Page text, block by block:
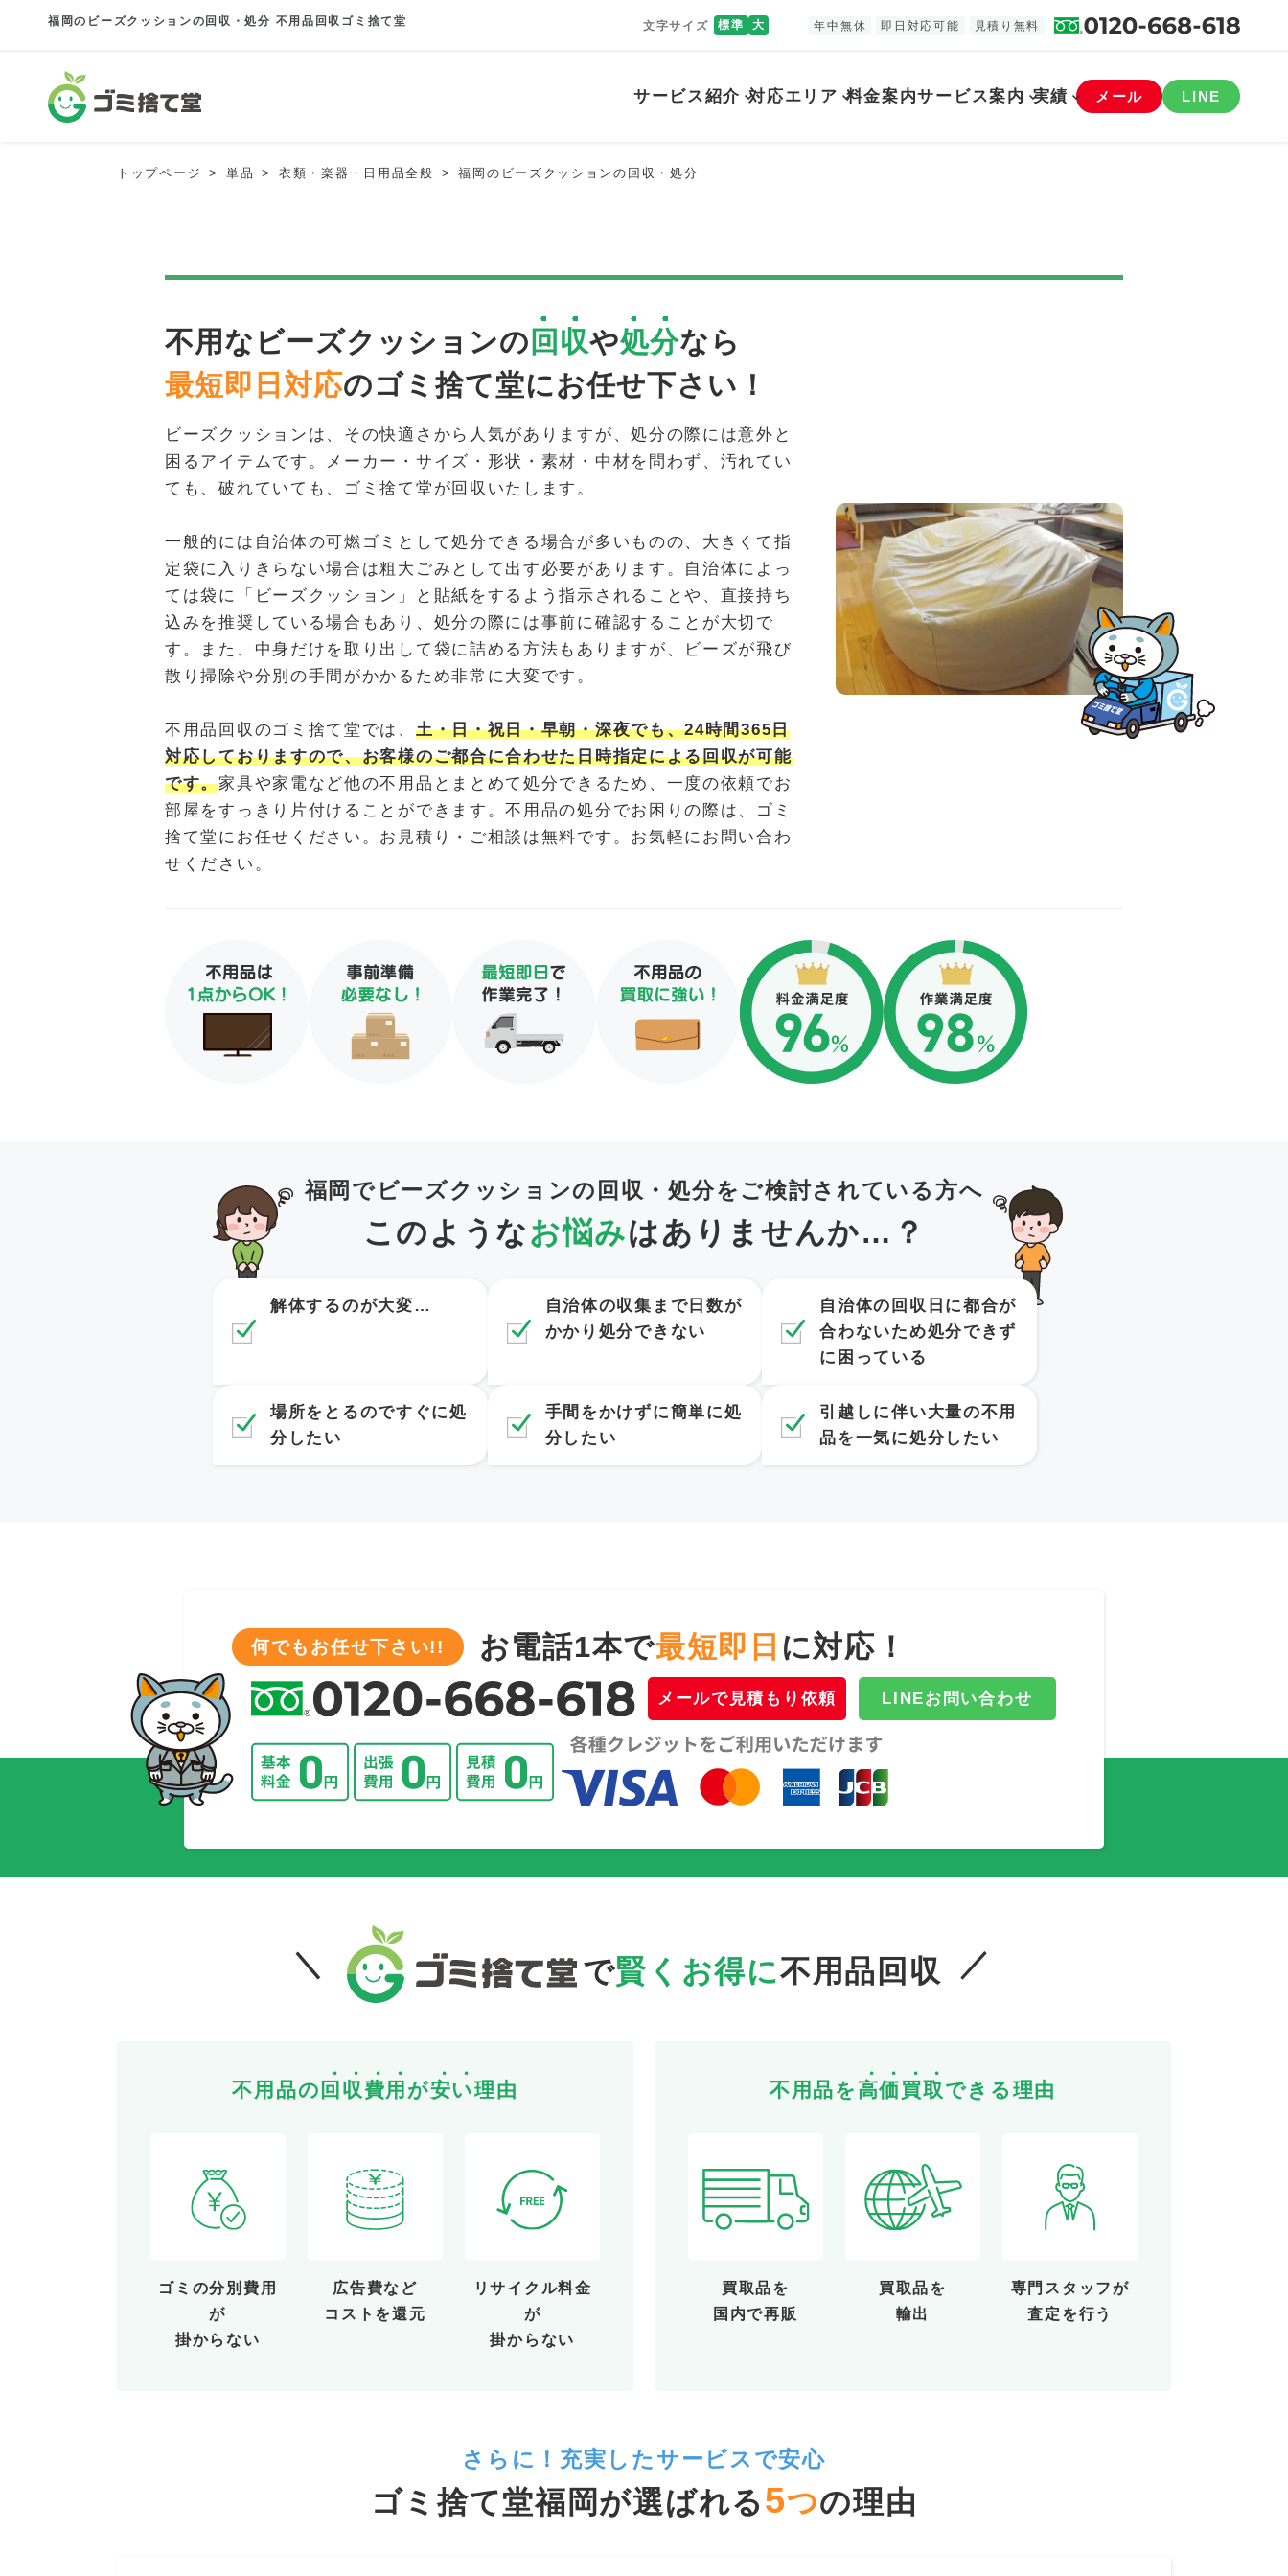
福岡のビーズクッションの回収・処分 不用品回収ゴミ捨て堂 文字サイズ 標準 大 年中無休 即日対応可能 見積り無料
サービス紹介 対応エリア 料金案内サービス案内 実績 メール LINE
トップページ 単品 衣類・楽器・日用品全般 福岡のビーズクッションの回収・処分
不用なビーズクッションの 回収や処分なら
最短即日対応のゴミ捨て堂にお任せ下さい！
ビーズクッションは、その快適さから人気がありますが、処分の際には意外と
困るアイテムです。メーカー・サイズ・形状・素材・中材を問わず、汚れてい
ても、破れていても、ゴミ捨て堂が回収いたします。
一般的には自治体の可燃ゴミとして処分できる場合が多いものの、大きくて指
定袋に入りきらない場合は粗大ごみとして出す必要があります。自治体によっ
ては袋に「ビーズクッション」と貼紙をするよう指示されることや、直接持ち
込みを推奨している場合もあり、処分の際には事前に確認することが大切で
す。また、中身だけを取り出して袋に詰める方法もありますが、ビーズが飛び
散り掃除や分別の手間がかかるため非常に大変です。
不用品回収のゴミ捨て堂では、 土・日・祝日・早朝・深夜でも、24時間365日
対応しておりますので、お客様のご都合に合わせた日時指定による回収が可能
です。家具や家電など他の不用品とまとめて処分できるため、一度の依頼でお
部屋をすっきり片付けることができます。不用品の処分でお困りの際は、ゴミ
捨て堂にお任せください。お見積り・ご相談は無料です。お気軽にお問い合わ
せください。
福岡でビーズクッションの回収・処分をご検討されている方へ
このようなお悩みはありませんか…？
解体するのが大変…
自治体の収集まで日数が
かかり処分できない
自治体の回収日に都合が
合わないため処分できず
に困っている
場所をとるのですぐに処
分したい
手間をかけずに簡単に処
分したい
引越しに伴い大量の不用
品を一気に処分したい
何でもお任せ下さい!! お電話1本で最短即日 に対応！
メールで見積もり依頼 LINEお問い合わせ
で賢くお得に不用品回収
不用品の 回 収費用 が安い理由
ゴミの分別費用
が
掛からない
広告費など
コストを還元
リサイクル料金
が
掛からない
不用品を高価買取 できる理由
買取品を
国内で再販
買取品を
輸出
専門スタッフが
査定を行う
さらに！充実したサービスで安心
ゴミ捨て堂福岡が選ばれる5つの理由